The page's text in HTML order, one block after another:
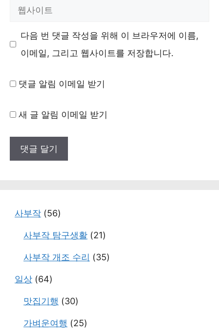
이
다음 번 댓글 작성을 위해 이 브라우저에 이름,
이메일, 그리고 웹사이트를 저장합니다.
댓글 알림 이메일 받기
새 글 알림 이메일 받기
사부작 (56)
사부작 탐구생활 (21)
사부작 개조 수리 (35)
일상 (64)
맛집기행 (30)
가벼운여행 (25)